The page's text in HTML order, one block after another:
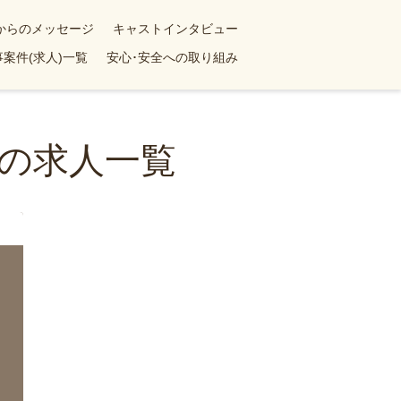
らのメッセージ
キャストインタビュー
案件(求人)一覧 安心･安全への取り組み
求人一覧